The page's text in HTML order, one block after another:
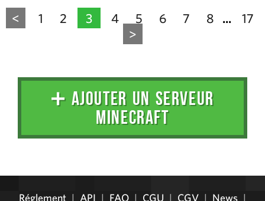
< 1 2 3 4 5 6 7 8 ...
17
>
➕ AJOUTER UN SERVEUR
MINECRAFT
Réglement | API | FAQ | CGU | CGV | News |